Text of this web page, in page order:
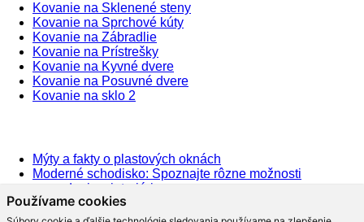
Používame cookies
Kovanie na Sklenené steny
Kovanie na Sprchové kúty
Kovanie na Zábradlie
Kovanie na Prístrešky
Kovanie na Kyvné dvere
Kovanie na Posuvné dvere
Kovanie na sklo 2
Mýty a fakty o plastových oknách
Moderné schodisko: Spoznajte rôzne možnosti
prevedenia v interiéri
Ako najlepšie opticky zväčšiť priestor?
Na čo slúži hliníková pergola a aké má výhody?